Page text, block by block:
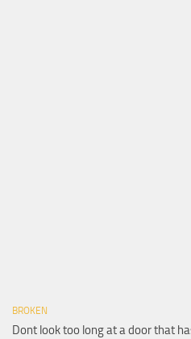
BROKEN
Dont look too long at a door that